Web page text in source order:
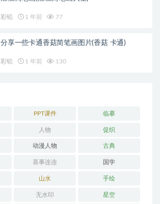
彩铅 1 年前 77
分享一些卡通香菇简笔画图片(香菇 卡通)
彩铅 1 年前 130
PPT课件 临摹
人物 促织
动漫人物 古典
喜事连连 国学
山水 手绘
无水印 星空